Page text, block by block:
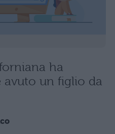
ha
avuto un figlio da